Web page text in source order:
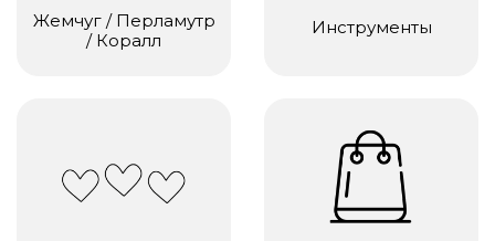
Жемчуг / Перламутр
/ Коралл
Инструменты